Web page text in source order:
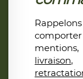
livraison,